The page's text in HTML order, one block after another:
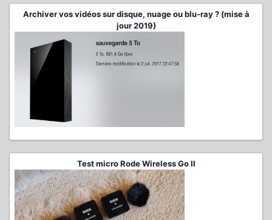
Archiver vos vidéos sur disque, nuage ou blu-ray ? (mise à
jour 2019)
Test micro Rode Wireless Go II